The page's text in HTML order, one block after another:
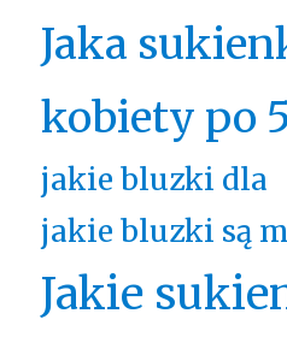
Jaka
kobiety po
jakie bluzki dla
jakie bluzki są
Jakie